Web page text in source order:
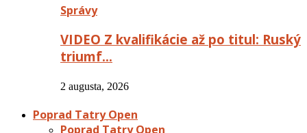
Správy
VIDEO Z kvalifikácie až po titul: Ruský
triumf…
2 augusta, 2026
Poprad Tatry Open
Poprad Tatry Open